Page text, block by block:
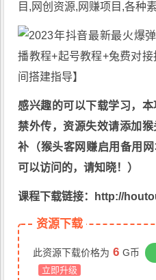
目,网创资源, 网赚项目 ,各种
感兴趣的可以下载学习，
禁外传，资源失效请添加
补（猴头客网赚启用备用
可以访问的，请知晓！）
课程下载链接：http://
资源下载
此资源下载价格为 6 G币
立即升级